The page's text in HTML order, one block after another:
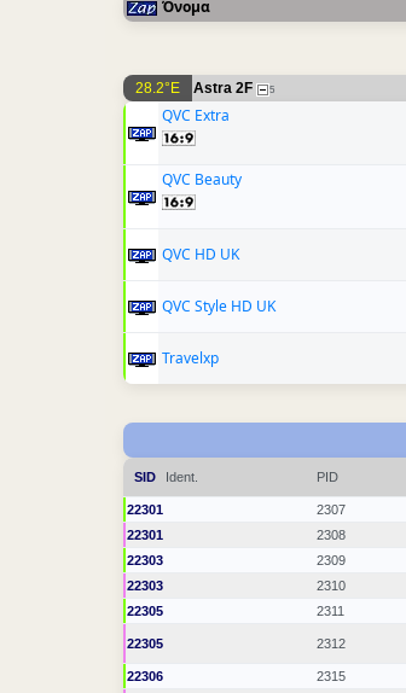
Όνομα
28.2°E Astra 2F 5
QVC Extra
QVC Beauty
QVC HD UK
QVC Style HD UK
Travelxp
SID Ident. PID
22301 2307
22301
2308
22303
2309
22303
2310
22305
2311
22305 2312
22306 2315